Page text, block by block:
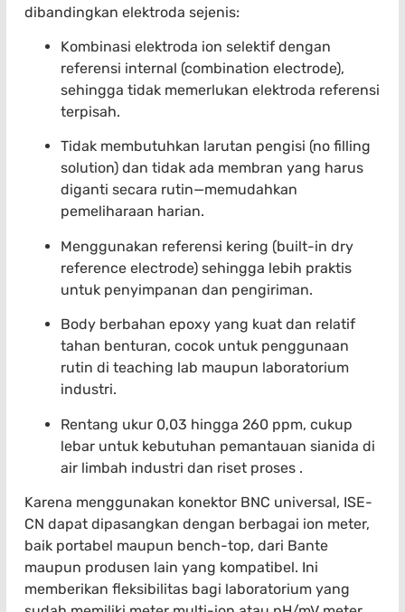
dibandingkan elektroda sejenis:
Kombinasi elektroda ion selektif dengan
referensi internal (combination electrode),
sehingga tidak memerlukan elektroda referensi
terpisah.
Tidak membutuhkan larutan pengisi (no filling
solution) dan tidak ada membran yang harus
diganti secara rutin—memudahkan
pemeliharaan harian.
Menggunakan referensi kering (built-in dry
reference electrode) sehingga lebih praktis
untuk penyimpanan dan pengiriman.
Body berbahan epoxy yang kuat dan relatif
tahan benturan, cocok untuk penggunaan
rutin di teaching lab maupun laboratorium
industri.
Rentang ukur 0,03 hingga 260 ppm, cukup
lebar untuk kebutuhan pemantauan sianida di
air limbah industri dan riset proses .
Karena menggunakan konektor BNC universal, ISE-
CN dapat dipasangkan dengan berbagai ion meter,
baik portabel maupun bench-top, dari Bante
maupun produsen lain yang kompatibel. Ini
memberikan fleksibilitas bagi laboratorium yang